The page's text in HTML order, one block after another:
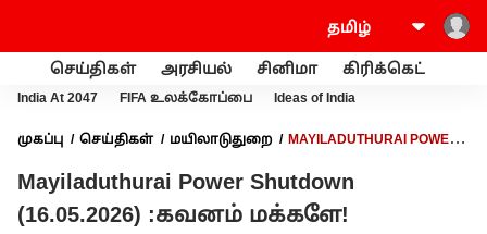
செய்திகள் அரசியல் சினிமா கிரிக்கெட்
India At 2047 FIFA உலக்கோப்பை Ideas of India
முகப்பு செய்திகள் மயிலாடுதுறை
MAYILADUTHURAI POWER
மாவட்டத்தில் இன்று (மே 16) மின்சாரம் கிடையாது: எந்தெந்த
பகுதிகள் தெரியுமா..?
Mayiladuthurai Power Shutdown
(16.05.2026) :கவனம் மக்களே!